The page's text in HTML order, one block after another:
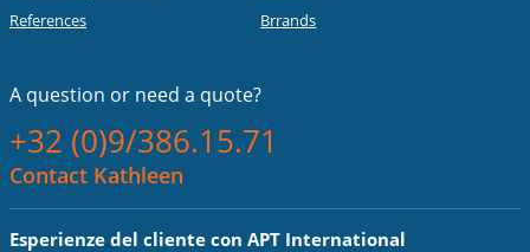
References
Brrands
A question or need a quote?
+32 (0)9/386.15.71
Contact Kathleen
Esperienze del cliente con APT International